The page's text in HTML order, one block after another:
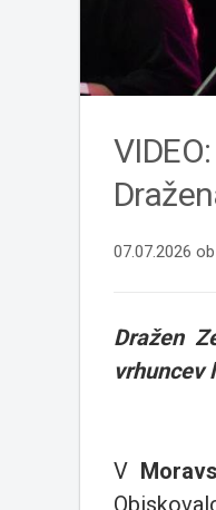
07.07.2026
Dražen
vrhuncev
V